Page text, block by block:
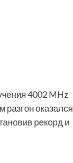
4002 MHz
разгон оказался
рекорд и